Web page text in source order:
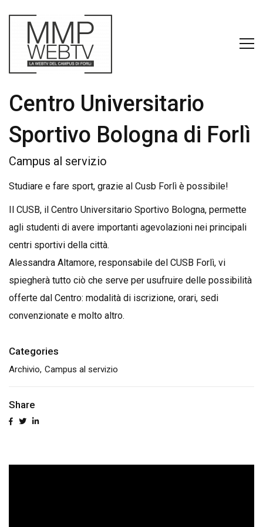
Centro Universitario
Sportivo Bologna di Forlì
Campus al servizio
Studiare e fare sport, grazie al Cusb Forlì è possibile!
Il CUSB, il Centro Universitario Sportivo Bologna, permette
agli studenti di avere importanti agevolazioni nei principali
centri sportivi della città.
Alessandra Altamore, responsabile del CUSB Forlì, vi
spiegherà tutto ciò che serve per usufruire delle possibilità
offerte dal Centro: modalità di iscrizione, orari, sedi
convenzionate e molto altro.
Categories
Archivio Campus al servizio
Share